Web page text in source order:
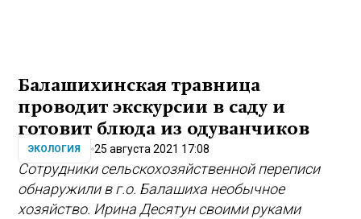
Балашихинская травница
проводит экскурсии в саду и
готовит блюда из одуванчиков
ЭКОЛОГИЯ 25 августа 2021 17:08
Сотрудники сельскохозяйственной переписи
обнаружили в г.о. Балашиха необычное
хозяйство. Ирина Десятун своими руками